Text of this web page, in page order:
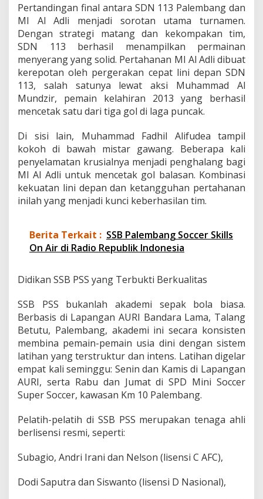
n
t
S
D
s
e
-
K
o
Pertandingan final antara SDN 113 Palembang dan
MI Al Adli menjadi sorotan utama turnamen.
Dengan strategi matang dan kekompakan tim,
SDN 113 berhasil menampilkan permainan
menyerang yang solid. Pertahanan MI Al Adli dibuat
kerepotan oleh pergerakan cepat lini depan SDN
113, salah satunya lewat aksi Muhammad Al
Mundzir, pemain kelahiran 2013 yang berhasil
mencetak satu dari tiga gol di laga puncak.
Di sisi lain, Muhammad Fadhil Alifudea tampil
kokoh di bawah mistar gawang. Beberapa kali
penyelamatan krusialnya menjadi penghalang bagi
MI Al Adli untuk mencetak gol balasan. Kombinasi
kekuatan lini depan dan ketangguhan pertahanan
inilah yang menjadi kunci keberhasilan tim.
Berita Terkait : SSB Palembang Soccer Skills
On Air di Radio Republik Indonesia
Didikan SSB PSS yang Terbukti Berkualitas
SSB PSS bukanlah akademi sepak bola biasa.
Berbasis di Lapangan AURI Bandara Lama, Talang
Betutu, Palembang, akademi ini secara konsisten
membina pemain-pemain usia dini dengan sistem
latihan yang terstruktur dan intens. Latihan digelar
empat kali seminggu: Senin dan Kamis di Lapangan
AURI, serta Rabu dan Jumat di SPD Mini Soccer
Super Soccer, kawasan Km 10 Palembang.
Pelatih-pelatih di SSB PSS merupakan tenaga ahli
berlisensi resmi, seperti:
Subagio, Andri Irani dan Nelson (lisensi C AFC),
Dodi Saputra dan Siswanto (lisensi D Nasional),